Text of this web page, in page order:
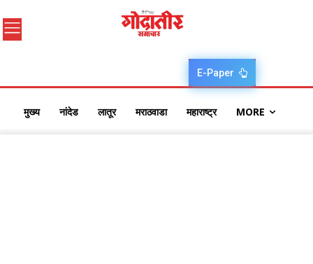
E-Paper
मुख्य नांदेड लातूर मराठवाडा महाराष्ट्र MORE